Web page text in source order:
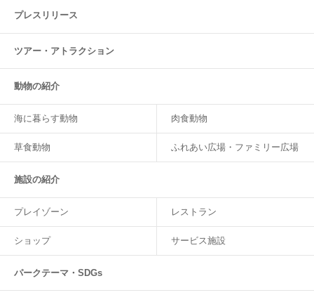
プレスリリース
ツアー・ アトラクション
動物の紹介
海に暮らす動物 肉食動物
草食動物 ふれあい広場・ファミリー広場
施設の紹介
プレイゾーン レストラン
ショップ サービス施設
パークテーマ・SDGs